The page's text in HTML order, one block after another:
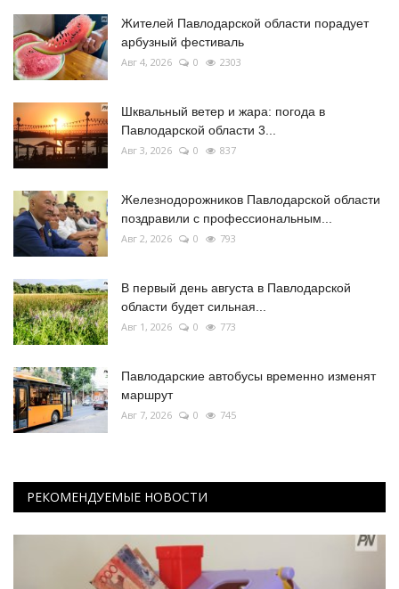
Жителей Павлодарской области порадует
арбузный фестиваль
Авг 4, 2026 0 2303
Шквальный ветер и жара: погода в
Павлодарской области 3...
Авг 3, 2026 0 837
Железнодорожников Павлодарской области
поздравили с профессиональным...
Авг 2, 2026 0 793
В первый день августа в Павлодарской
области будет сильная...
Авг 1, 2026 0 773
Павлодарские автобусы временно изменят
маршрут
Авг 7, 2026 0 745
РЕКОМЕНДУЕМЫЕ НОВОСТИ